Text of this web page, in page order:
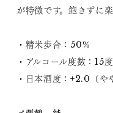
が特徴です。飽きずに
・精米歩合：50％
・アルコール度数：15度
・日本酒度：+2.0（や